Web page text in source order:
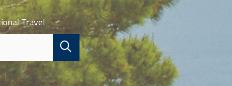
Travel